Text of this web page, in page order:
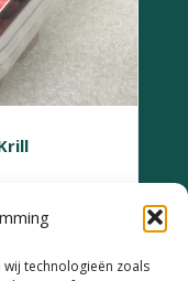
technologieën zoals